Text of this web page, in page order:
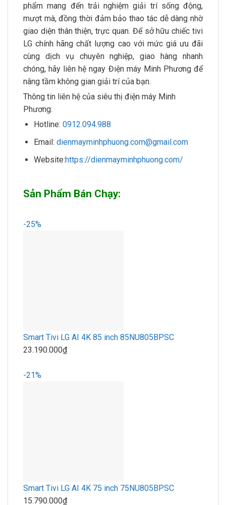
phẩm mang đến trải nghiệm giải trí sống động,
mượt mà, đồng thời đảm bảo thao tác dễ dàng nhờ
giao diện thân thiện, trực quan. Để sở hữu chiếc tivi
LG chính hãng chất lượng cao với mức giá ưu đãi
cùng dịch vụ chuyên nghiệp, giao hàng nhanh
chóng, hãy liên hệ ngay Điện máy Minh Phương để
nâng tầm không gian giải trí của bạn.
Thông tin liên hệ của siêu thị điện máy Minh
Phương:
Hotline: 0912.094.988
Email: dienmayminhphuong.com@gmail.com
Website:https://dienmayminhphuong.com/
Sản Phẩm Bán Chạy:
-25%
Smart Tivi LG AI 4K 85 inch 85NU805BPSC
23.190.000₫
-21%
Smart Tivi LG AI 4K 75 inch 75NU805BPSC
15.790.000₫